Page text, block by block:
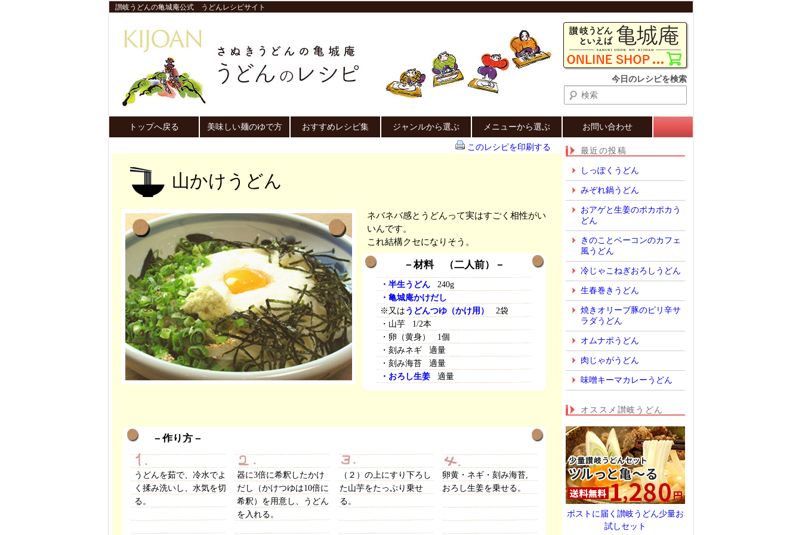
讃岐うどんの亀城庵公式 うどんレシピサイト
今日のレシピを検索
トップへ戻る 美味しい麺のゆで方 おすすめレシピ集 ジャンルから選ぶ メニューから選ぶ お問い合わせ
このレシピを印刷する
山かけうどん
ネバネバ感とうどんって実はすごく相性がい
いんです。
これ結構クセになりそう。
－材料 （二人前）－
・半生うどん 240g
・亀城庵かけだし
※又は うどんつゆ（かけ用）
2袋
・山芋 1/2本
・卵（黄身） 1個
・刻みネギ 適量
・刻み海苔 適量
・おろし生姜 適量
－作り方－
うどんを茹で、冷水でよ
く揉み洗いし、水気を切
る。
器に3倍に希釈したかけ
だし（かけつゆは10倍に
希釈）を用意し、うどん
を入れる。
（２）の上にすり下ろし
た山芋をたっぷり乗せ
る。
卵黄・ネギ・刻み海苔,
おろし生姜を乗せる。
最近の投稿
しっぽくうどん
みぞれ鍋うどん
おアゲと生姜のポカポカう
どん
きのことベーコンのカフェ
風うどん
冷じゃこねぎおろしうどん
生春巻きうどん
焼きオリーブ豚のピリ辛サ
ラダうどん
オムナポうどん
肉じゃがうどん
味噌キーマカレーうどん
オススメ讃岐うどん
ポストに届く讃岐うどん少量お
試しセット